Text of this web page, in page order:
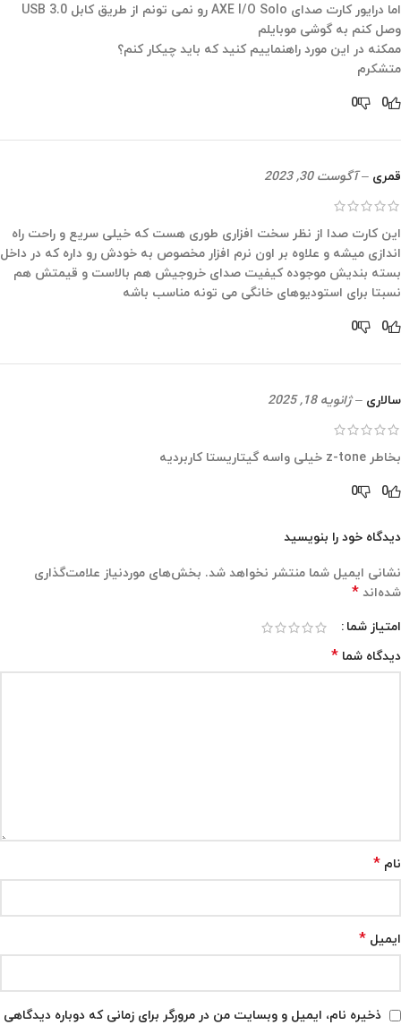
اما درایور کارت صدای AXE I/O Solo رو نمی تونم از طریق کابل USB 3.0
وصل کنم به گوشی موبایلم
ممکنه در این مورد راهنماییم کنید که باید چیکار کنم؟
متشکرم
0
0
قمری – آگوست 30, 2023
این کارت صدا از نظر سخت افزاری طوری هست که خیلی سریع و راحت راه
اندازی میشه و علاوه بر اون نرم افزار مخصوص به خودش رو داره که در داخل
بسته بندیش موجوده کیفیت صدای خروجیش هم بالاست و قیمتش هم
نسبتا برای استودیوهای خانگی می تونه مناسب باشه
0
0
سالاری – ژانویه 18, 2025
بخاطر z-tone خیلی واسه گیتاریستا کاربردیه
0
0
دیدگاه خود را بنویسید
نشانی ایمیل شما منتشر نخواهد شد. بخش‌های موردنیاز علامت‌گذاری
شده‌اند *
امتیاز شما
دیدگاه شما *
نام *
ایمیل *
ذخیره نام، ایمیل و وبسایت من در مرورگر برای زمانی که دوباره دیدگاهی